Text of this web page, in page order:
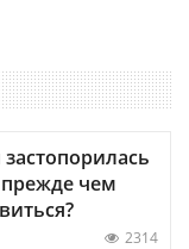
чем
2314